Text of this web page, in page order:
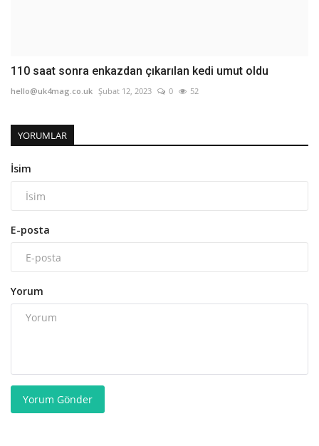
110 saat sonra enkazdan çıkarılan kedi umut oldu
hello@uk4mag.co.uk Şubat 12, 2023 0 52
YORUMLAR
İsim
E-posta
Yorum
Yorum Gönder